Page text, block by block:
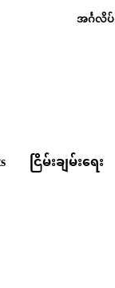
အင်္ဂလိပ်
ငြိမ်းချမ်းရေး